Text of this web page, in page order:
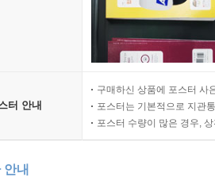
터 안내
구매하신 상품에 포스터 사
포스터는 기본적으로 지관
포스터 수량이 많은 경우,
안내